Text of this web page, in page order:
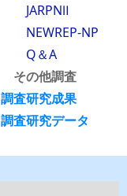
JARPNⅡ
NEWREP-NP
Q＆A
その他調査
調査研究成果
調査研究データ